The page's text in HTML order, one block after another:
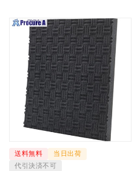
送料無料
当日出荷
代引決済不可